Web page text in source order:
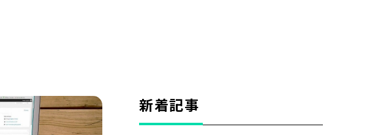
DOCUMENT
お役立ち資料
新着記事